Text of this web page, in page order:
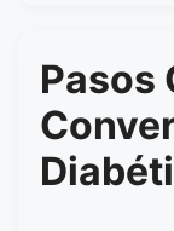
Pasos